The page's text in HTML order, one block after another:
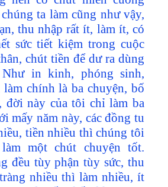
ta làm cũng như vậy,
thu nhập rất ít, làm ít, có
sức tiết kiệm trong cuộc
chút tiền để dư ra dùng
in kinh, phóng sinh,
chính là ba chuyện, bố
đời này của tôi chỉ làm ba
mấy năm này, các đồng tu
tiền nhiều thì chúng tôi
một chút chuyện tốt.
đều tùy phận tùy sức, thu
nhiều thì làm nhiều, ít